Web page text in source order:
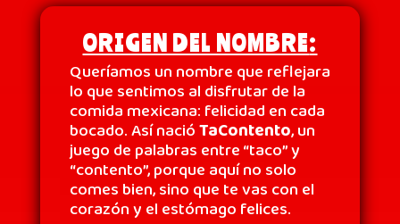
ORIGEN DEL NOMBRE:
Queríamos un nombre que reflejara
lo que sentimos al disfrutar de la
comida mexicana: felicidad en cada
bocado. Así nacióTaContento, un
juego de palabras entre “taco” y
“contento”, porque aquí no solo
comes bien, sino que te vas con el
corazón y el estómago felices.